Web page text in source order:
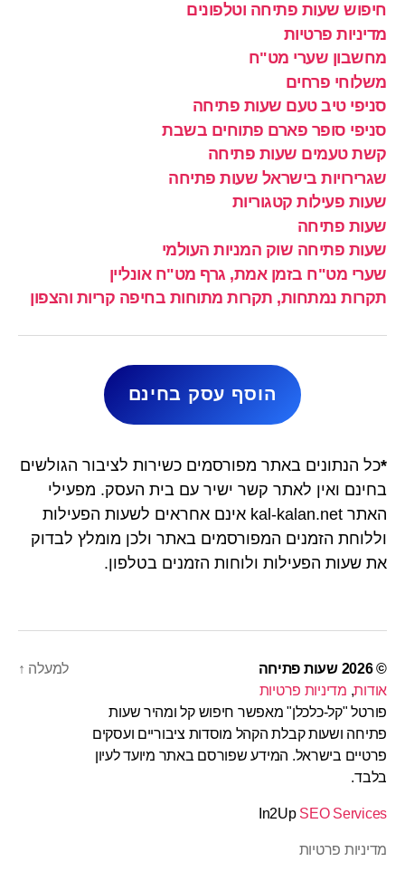
חיפוש שעות פתיחה וטלפונים
מדיניות פרטיות
מחשבון שערי מט"ח
משלוחי פרחים
סניפי טיב טעם שעות פתיחה
סניפי סופר פארם פתוחים בשבת
קשת טעמים שעות פתיחה
שגרירויות בישראל שעות פתיחה
שעות פעילות קטגוריות
שעות פתיחה
שעות פתיחה שוק המניות העולמי
שערי מט"ח בזמן אמת, גרף מט"ח אונליין
תקרות נמתחות, תקרות מתוחות בחיפה קריות והצפון
הוסף עסק בחינם
*כל הנתונים באתר מפורסמים כשירות לציבור הגולשים
בחינם ואין לאתר קשר ישיר עם בית העסק. מפעילי
האתר kal-kalan.net אינם אחראים לשעות הפעילות
וללוחת הזמנים המפורסמים באתר ולכן מומלץ לבדוק
את שעות הפעילות ולוחות הזמנים בטלפון.
© 2026
שעות פתיחה
אודות, מדיניות פרטיות
פורטל "קל-כלכלן" מאפשר חיפוש קל ומהיר שעות
פתיחה ושעות קבלת הקהל מוסדות ציבוריים ועסקים
פרטיים בישראל. המידע שפורסם באתר מיועד לעיון
בלבד.
In2Up SEO Services
מדיניות פרטיות
למעלה ↑